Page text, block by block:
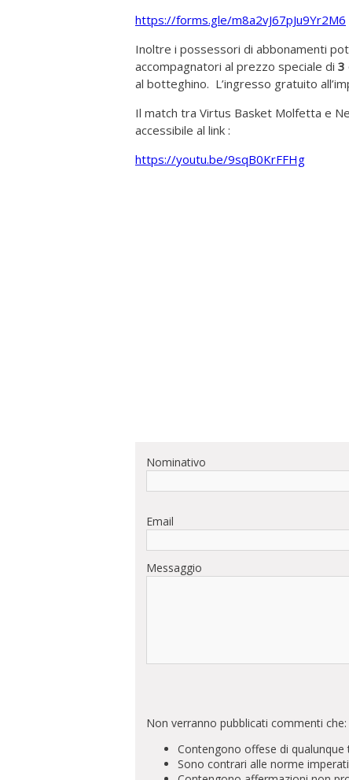
https://forms.gle/m8a2vJ67pJu9Yr2M6
Inoltre i possessori di abbonamenti
accompagnatori al prezzo speciale di 3
al botteghino. L’ingresso gratuito
Il match tra Virtus Basket Molfetta e
accessibile al link :
https://youtu.be/9sqB0KrFFHg
Nominativo
Email
Messaggio
Non verranno pubblicati commenti che:
Contengono offese di qualunque
Sono contrari alle norme